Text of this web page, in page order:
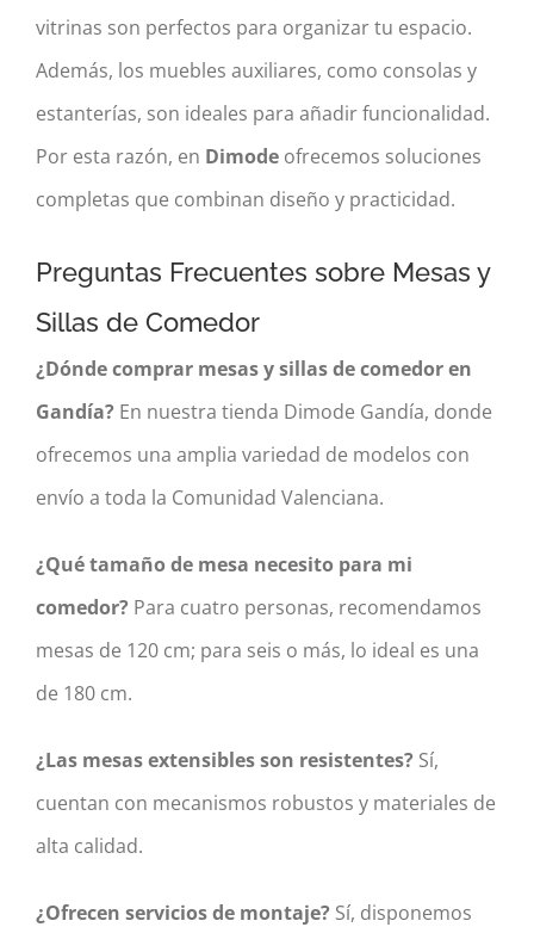
vitrinas son perfectos para organizar tu espacio.
Además, los muebles auxiliares, como consolas y
estanterías, son ideales para añadir funcionalidad.
Por esta razón, en Dimode ofrecemos soluciones
completas que combinan diseño y practicidad.
Preguntas Frecuentes sobre Mesas y
Sillas de Comedor
¿Dónde comprar mesas y sillas de comedor en
Gandía? En nuestra tienda Dimode Gandía, donde
ofrecemos una amplia variedad de modelos con
envío a toda la Comunidad Valenciana.
¿Qué tamaño de mesa necesito para mi
comedor? Para cuatro personas, recomendamos
mesas de 120 cm; para seis o más, lo ideal es una
de 180 cm.
¿Las mesas extensibles son resistentes? Sí,
cuentan con mecanismos robustos y materiales de
alta calidad.
¿Ofrecen servicios de montaje? Sí, disponemos